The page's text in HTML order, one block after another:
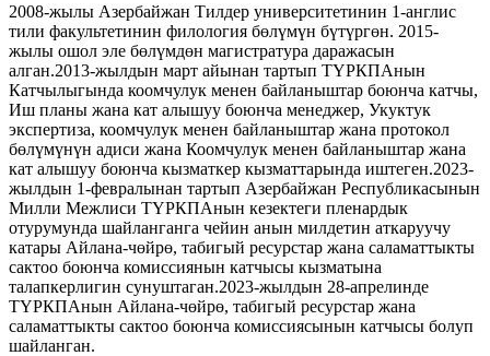
2008-жылы Азербайжан Тилдер университетинин 1-англис
тили факультетинин филология бөлүмүн бүтүргөн. 2015-
жылы ошол эле бөлүмдөн магистратура даражасын
алган.2013-жылдын март айынан тартып ТҮРКПАнын
Катчылыгында коомчулук менен байланыштар боюнча катчы,
Иш планы жана кат алышуу боюнча менеджер, Укуктук
экспертиза, коомчулук менен байланыштар жана протокол
бөлүмүнүн адиси жана Коомчулук менен байланыштар жана
кат алышуу боюнча кызматкер кызматтарында иштеген.2023-
жылдын 1-февралынан тартып Азербайжан Республикасынын
Милли Межлиси ТҮРКПАнын кезектеги пленардык
отурумунда шайланганга чейин анын милдетин аткаруучу
катары Айлана-чөйрө, табигый ресурстар жана саламаттыкты
сактоо боюнча комиссиянын катчысы кызматына
талапкерлигин сунуштаган.2023-жылдын 28-апрелинде
ТҮРКПАнын Айлана-чөйрө, табигый ресурстар жана
саламаттыкты сактоо боюнча комиссиясынын катчысы болуп
шайланган.